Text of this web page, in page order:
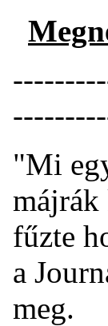
"Mi
májrák
fűzte
a
meg.